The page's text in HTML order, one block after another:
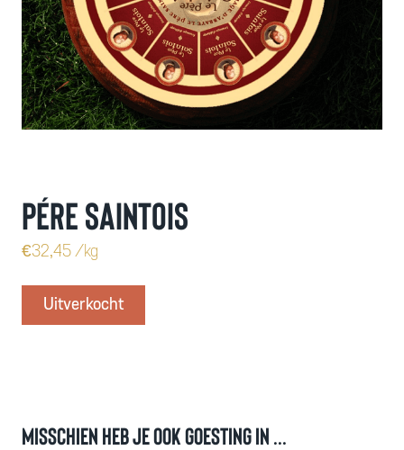
Pére saintois
€32,45/kg
Uitverkocht
Misschien heb je ook goesting in ...